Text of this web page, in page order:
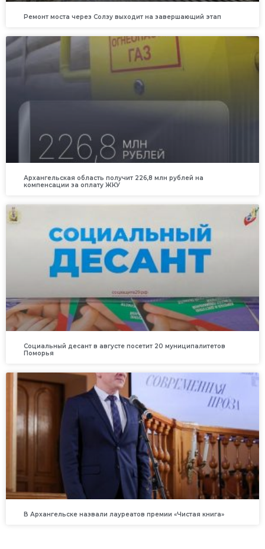
Ремонт моста через Солзу выходит на завершающий этап
Архангельская область получит 226,8 млн рублей на
компенсации за оплату ЖКУ
Социальный десант в августе посетит 20 муниципалитетов
Поморья
В Архангельске назвали лауреатов премии «Чистая книга»